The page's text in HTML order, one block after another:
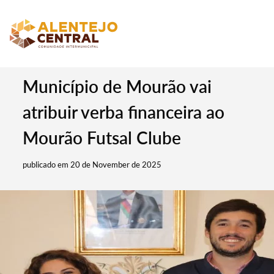
Município de Mourão vai
atribuir verba financeira ao
Mourão Futsal Clube
publicado em 20 de November de 2025